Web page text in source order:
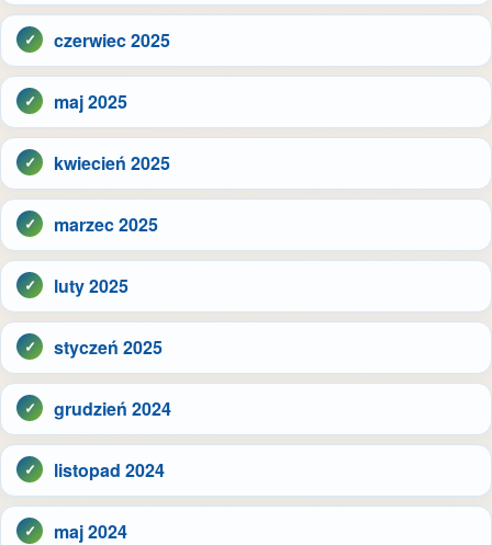
czerwiec 2025
maj 2025
kwiecień 2025
marzec 2025
luty 2025
styczeń 2025
grudzień 2024
listopad 2024
maj 2024